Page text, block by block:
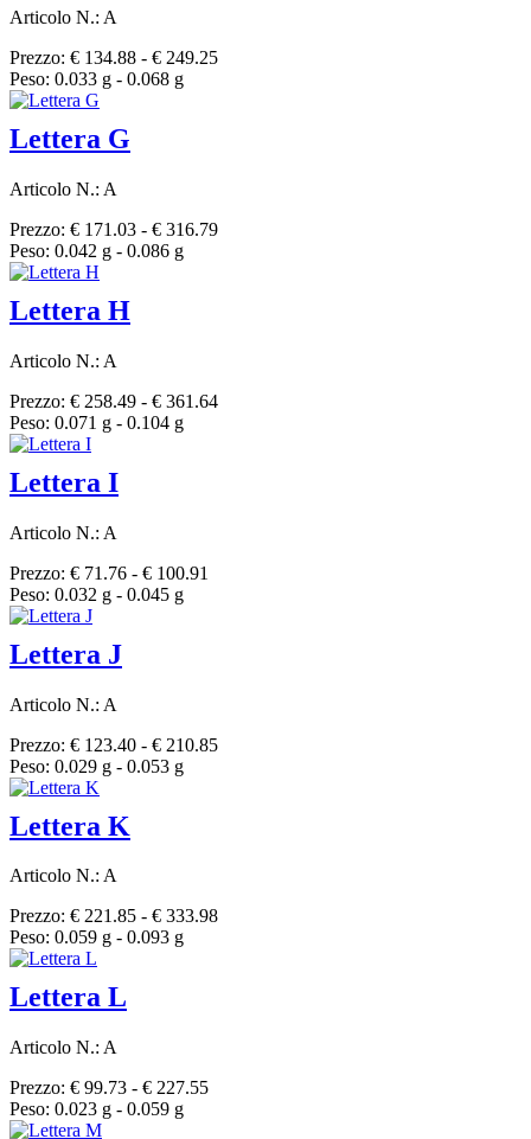
Articolo N.: A
Prezzo: € 134.88 - € 249.25
Peso: 0.033 g - 0.068 g
Lettera G
Articolo N.: A
Prezzo: € 171.03 - € 316.79
Peso: 0.042 g - 0.086 g
Lettera H
Articolo N.: A
Prezzo: € 258.49 - € 361.64
Peso: 0.071 g - 0.104 g
Lettera I
Articolo N.: A
Prezzo: € 71.76 - € 100.91
Peso: 0.032 g - 0.045 g
Lettera J
Articolo N.: A
Prezzo: € 123.40 - € 210.85
Peso: 0.029 g - 0.053 g
Lettera K
Articolo N.: A
Prezzo: € 221.85 - € 333.98
Peso: 0.059 g - 0.093 g
Lettera L
Articolo N.: A
Prezzo: € 99.73 - € 227.55
Peso: 0.023 g - 0.059 g